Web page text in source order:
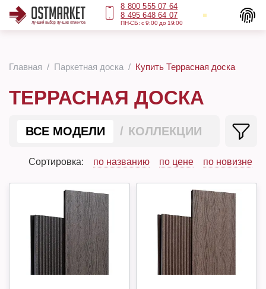
8 800 555 07 64
8 495 648 64 07
ПН-СБ: с 9:00 до 19:00
Главная Паркетная доска Купить Террасная доска
ТЕРРАСНАЯ ДОСКА
ВСЕ МОДЕЛИ КОЛЛЕКЦИИ
Сортировка: по названию по цене по новизне